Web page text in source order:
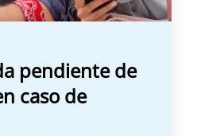
pendiente de
caso de